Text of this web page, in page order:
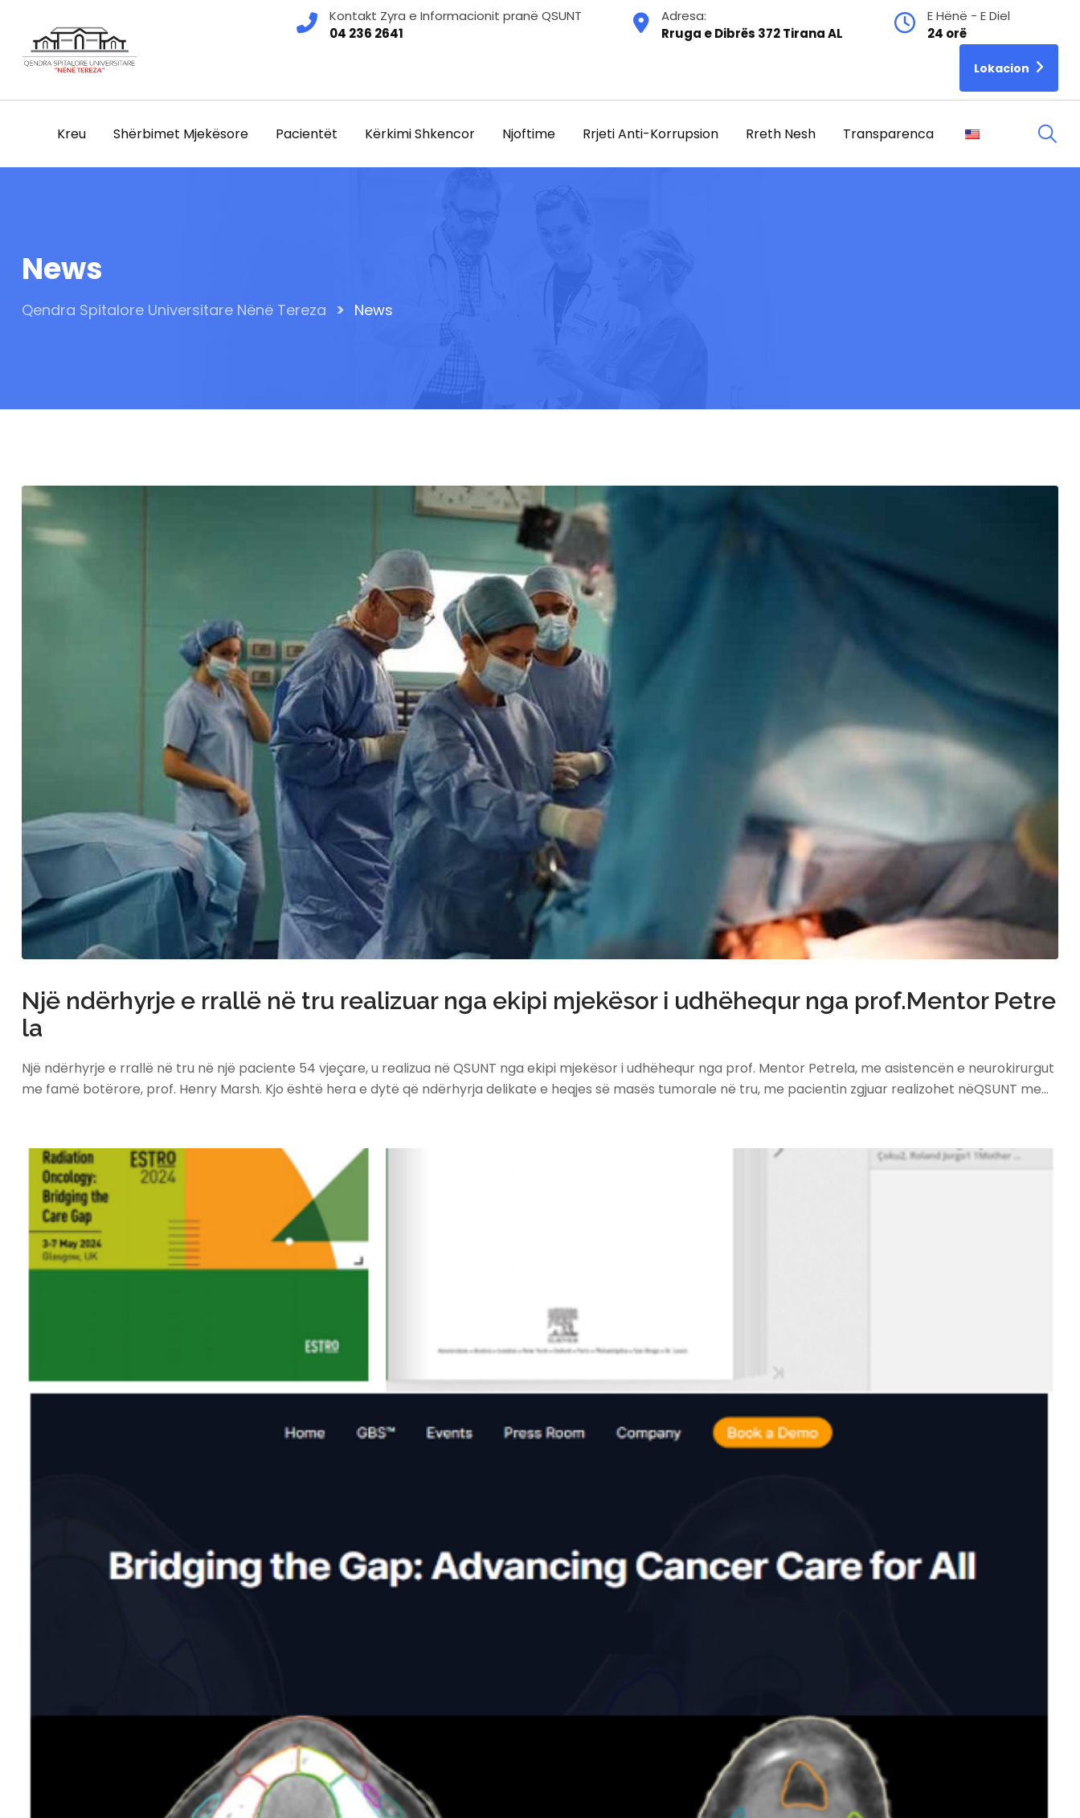
content
Kontakt Zyra e Informacionit pranë QSUNT
04 236 2641
Adresa:
Rruga e Dibrës 372 Tirana AL
E Hënë - E Diel
24 orë
Lokacion
Kreu Shërbimet Mjekësore Pacientët Kërkimi Shkencor Njoftime Rrjeti Anti-Korrupsion Rreth Nesh Transparenca
News
Qendra Spitalore Universitare Nënë Tereza > News
Një ndërhyrje e rrallë në tru realizuar nga ekipi mjekësor i udhëhequr nga prof.Mentor Petre
la
Një ndërhyrje e rrallë në tru në një paciente 54 vjeçare, u realizua në QSUNT nga ekipi mjekësor i udhëhequr nga prof. Mentor Petrela, me asistencën e neurokirurgut
me famë botërore, prof. Henry Marsh. Kjo është hera e dytë që ndërhyrja delikate e heqjes së masës tumorale në tru, me pacientin zgjuar realizohet nëQSUNT me…